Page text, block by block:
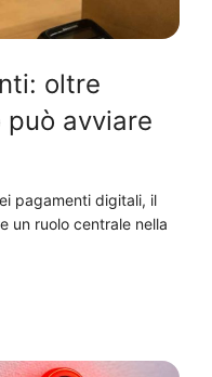
oltre
avviare
pagamenti digitali, il
un ruolo centrale nella